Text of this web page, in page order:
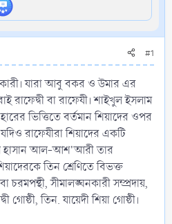
#1
যারা আবু বকর ও উমার এর
রাফেদ্বী বা রাফেযী। শাইখুল ইসলাম
ভিত্তিতে বর্তমান শিয়াদের ওপর
রাফেযীরা শিয়াদের একটি
হাসান আল-আশ'আরী তার
তিন শ্রেণিতে বিভক্ত
সীমালঙ্ঘনকারী সম্প্রদায়,
গোষ্ঠী, তিন. যায়েদী শিয়া গোষ্ঠী।